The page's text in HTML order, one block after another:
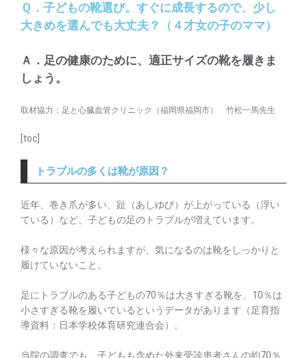
Ｑ．子どもの靴選び。すぐに成長するので、少し
大きめを選んでも大丈夫？（４才女の子のママ）
Ａ．足の健康のために、適正サイズの靴を履きま
しょう。
取材協力：足と心臓血管クリニック（福岡県福岡市） 竹松一馬先生
[toc]
トラブルの多くは靴が原因？​
近年、巻き爪が多い、趾（あしゆび）が上がっている（浮い
ている）など、子どもの足のトラブルが増えています。
様々な原因が考えられますが、気になるのは靴をしっかりと
履けていないこと。
足にトラブルのある子どもの70％は大きすぎる靴を、10％は
小さすぎる靴を履いているというデータがあります（足育指
導資料：日本学校体育研究連合会）。
当院の調査でも、子どもも含めた外来受診患者さんの約70％